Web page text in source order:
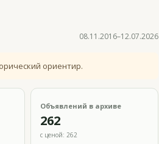
08.11.2016–12.07.2026
ориентир.
Объявлений в архиве
262
с ценой: 262